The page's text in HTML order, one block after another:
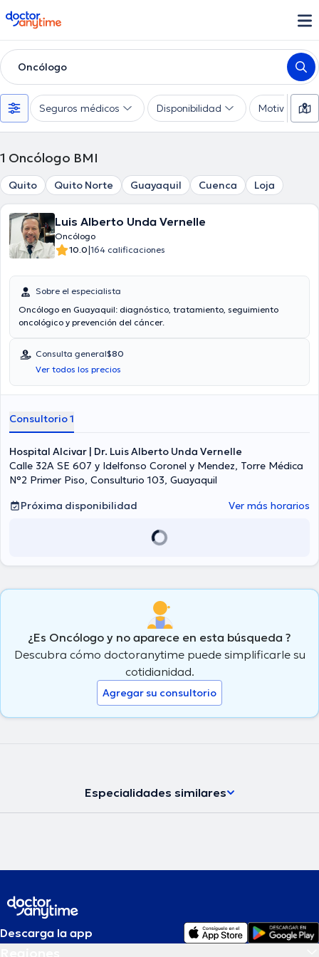
doctoranytime
Oncólogo
Seguros médicos Disponibilidad Motivo de
1 Oncólogo BMI
Quito Quito Norte Guayaquil Cuenca Loja
Luis Alberto Unda Vernelle
Oncólogo
10.0|164 calificaciones
Sobre el especialista
Oncólogo en Guayaquil: diagnóstico, tratamiento, seguimiento
oncológico y prevención del cáncer.
Consulta general$80
Ver todos los precios
Consultorio 1
Hospital Alcivar | Dr. Luis Alberto Unda Vernelle
Calle 32A SE 607 y Idelfonso Coronel y Mendez, Torre Médica
N°2 Primer Piso, Consulturio 103, Guayaquil
Próxima disponibilidad
Ver más horarios
¿Es Oncólogo y no aparece en esta búsqueda ?
Descubra cómo doctoranytime puede simplificarle su
cotidianidad.
Agregar su consultorio
Especialidades similares
Descarga la app